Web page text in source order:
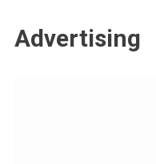
Advertising